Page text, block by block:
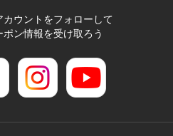
ウントをフォローして
ン情報を受け取ろう